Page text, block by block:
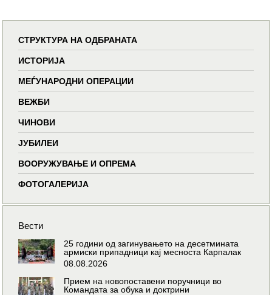
СТРУКТУРА НА ОДБРАНАТА
ИСТОРИЈА
МЕЃУНАРОДНИ ОПЕРАЦИИ
ВЕЖБИ
ЧИНОВИ
ЈУБИЛЕИ
ВООРУЖУВАЊЕ И ОПРЕМА
ФОТОГАЛЕРИЈА
Вести
25 години од загинувањето на десетмината
армиски припадници кај месноста Карпалак
08.08.2026
Прием на новопоставени поручници во
Командата за обука и доктрини